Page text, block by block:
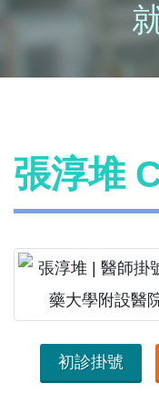
張淳堆
初診掛號